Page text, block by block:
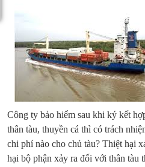
Công ty bảo hiểm sau khi ký kết
thân tàu, thuyền cá thì có trách
chi phí nào cho chủ tàu? Thiệt hại
hại bộ phận xảy ra đối với thân tàu